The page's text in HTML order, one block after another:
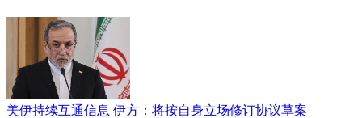
美伊持续互通信息 伊方：将按自身立场修订协议草案